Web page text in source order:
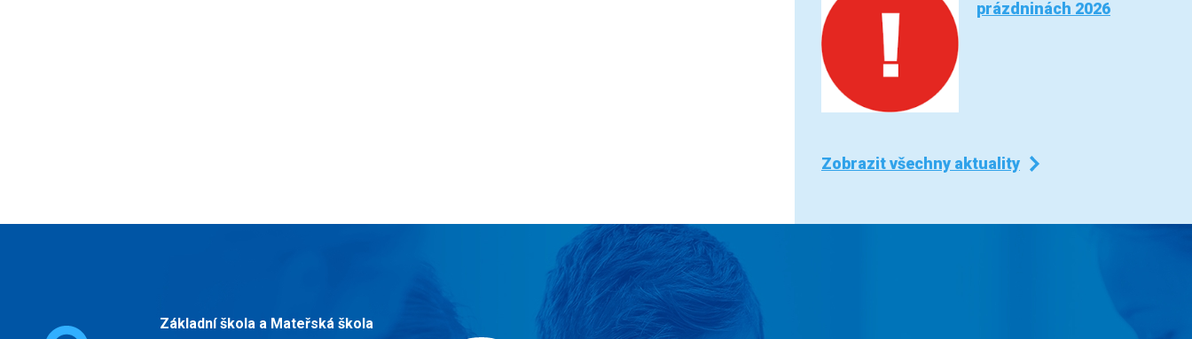
prázdninách 2026
Zobrazit všechny aktuality
Základní škola a Mateřská škola